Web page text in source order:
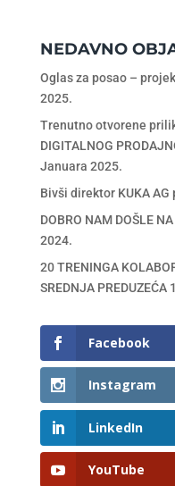
NEDAVNO
Oglas za posao –
2025.
Trenutno otvorene
DIGITALNOG
Januara 2025.
Bivši direktor KUKA AG
DOBRO NAM DOŠLE
2024.
20 TRENINGA
SREDNJA PREDUZEĆA
Facebook
Instagram
LinkedIn
YouTube